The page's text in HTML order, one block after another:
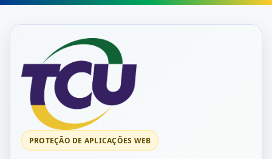
PROTEÇÃO DE APLICAÇÕES WEB